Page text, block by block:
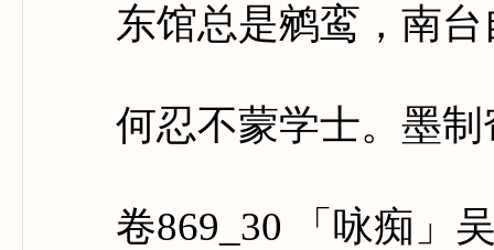
东馆总是鹓鸾，南台
何忍不蒙学士。墨制
卷869_30 「咏痴」